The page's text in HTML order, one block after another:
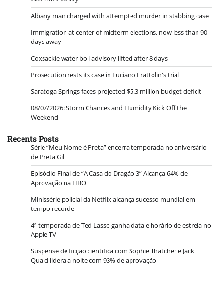
Albany man charged with attempted murder in stabbing case
Immigration at center of midterm elections, now less than 90
days away
Coxsackie water boil advisory lifted after 8 days
Prosecution rests its case in Luciano Frattolin's trial
Saratoga Springs faces projected $5.3 million budget deficit
08/07/2026: Storm Chances and Humidity Kick Off the
Weekend
Recents Posts
Série “Meu Nome é Preta” encerra temporada no aniversário
de Preta Gil
Episódio Final de “A Casa do Dragão 3” Alcança 64% de
Aprovação na HBO
Minissérie policial da Netflix alcança sucesso mundial em
tempo recorde
4ª temporada de Ted Lasso ganha data e horário de estreia no
Apple TV
Suspense de ficção científica com Sophie Thatcher e Jack
Quaid lidera a noite com 93% de aprovação